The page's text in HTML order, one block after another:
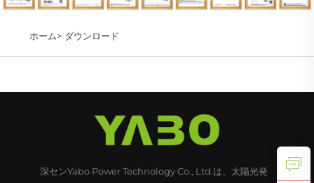
ホーム> ダウンロード
深センYabo Power Technology Co., Ltd.は、太陽光発